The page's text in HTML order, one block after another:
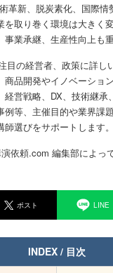
ポスト LINE
革新、脱炭素化、国際情
を取り巻く環境は大きく
業承継、生産性向上も
目の経営者、政策に詳し
商品開発やイノベーショ
経営戦略、DX、技術継承
例等、主催目的や業界課
選びをサポートします。
演依頼.com 編集部によっ
INDEX / 目次